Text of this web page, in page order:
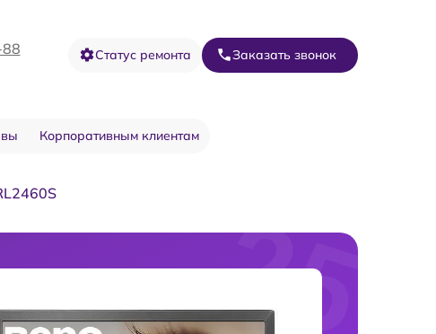
Статус ремонта Заказать звонок
Корпоративным клиентам